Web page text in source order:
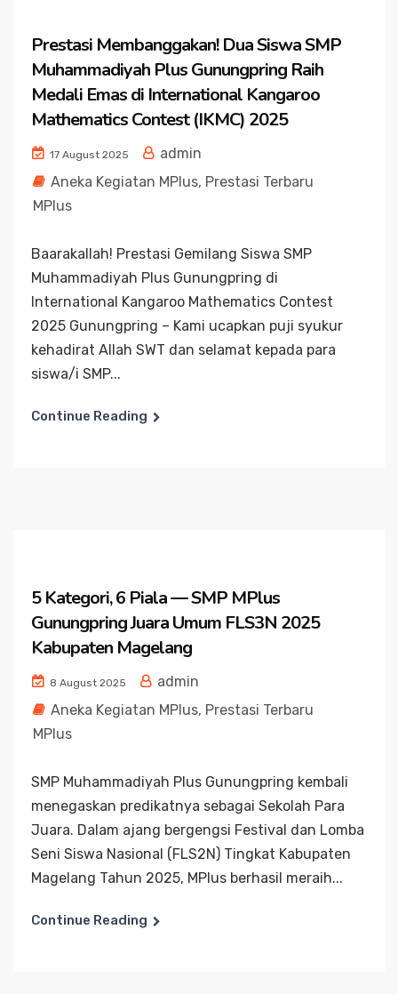
Prestasi Membanggakan! Dua Siswa SMP
Muhammadiyah Plus Gunungpring Raih
Medali Emas di International Kangaroo
Mathematics Contest (IKMC) 2025
17 August 2025
admin
Aneka Kegiatan MPlus, Prestasi Terbaru
MPlus
Baarakallah! Prestasi Gemilang Siswa SMP
Muhammadiyah Plus Gunungpring di
International Kangaroo Mathematics Contest
2025 Gunungpring – Kami ucapkan puji syukur
kehadirat Allah SWT dan selamat kepada para
siswa/i SMP...
Continue Reading
5 Kategori, 6 Piala — SMP MPlus
Gunungpring Juara Umum FLS3N 2025
Kabupaten Magelang
8 August 2025
admin
Aneka Kegiatan MPlus, Prestasi Terbaru
MPlus
SMP Muhammadiyah Plus Gunungpring kembali
menegaskan predikatnya sebagai Sekolah Para
Juara. Dalam ajang bergengsi Festival dan Lomba
Seni Siswa Nasional (FLS2N) Tingkat Kabupaten
Magelang Tahun 2025, MPlus berhasil meraih...
Continue Reading